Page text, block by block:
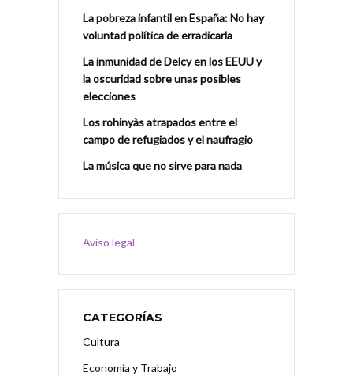
La pobreza infantil en España: No hay
voluntad política de erradicarla
La inmunidad de Delcy en los EEUU y
la oscuridad sobre unas posibles
elecciones
Los rohinyàs atrapados entre el
campo de refugiados y el naufragio
La música que no sirve para nada
Aviso legal
CATEGORÍAS
Cultura
Economía y Trabajo